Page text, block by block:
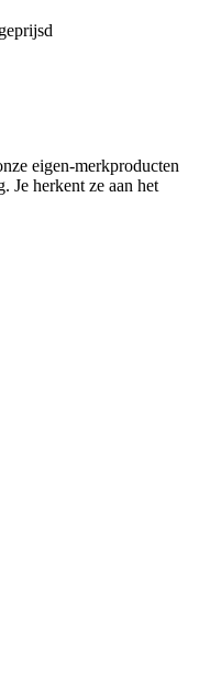
eigen-merkproducten
Je herkent ze aan het